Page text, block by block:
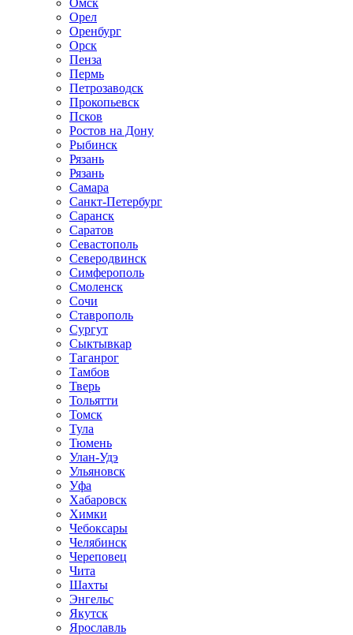
Омск
Орел
Оренбург
Орск
Пенза
Пермь
Петрозаводск
Прокопьевск
Псков
Ростов на Дону
Рыбинск
Рязань
Рязань
Самара
Санкт-Петербург
Саранск
Саратов
Севастополь
Северодвинск
Симферополь
Смоленск
Сочи
Ставрополь
Сургут
Сыктывкар
Таганрог
Тамбов
Тверь
Тольятти
Томск
Тула
Тюмень
Улан-Удэ
Ульяновск
Уфа
Хабаровск
Химки
Чебоксары
Челябинск
Череповец
Чита
Шахты
Энгельс
Якутск
Ярославль